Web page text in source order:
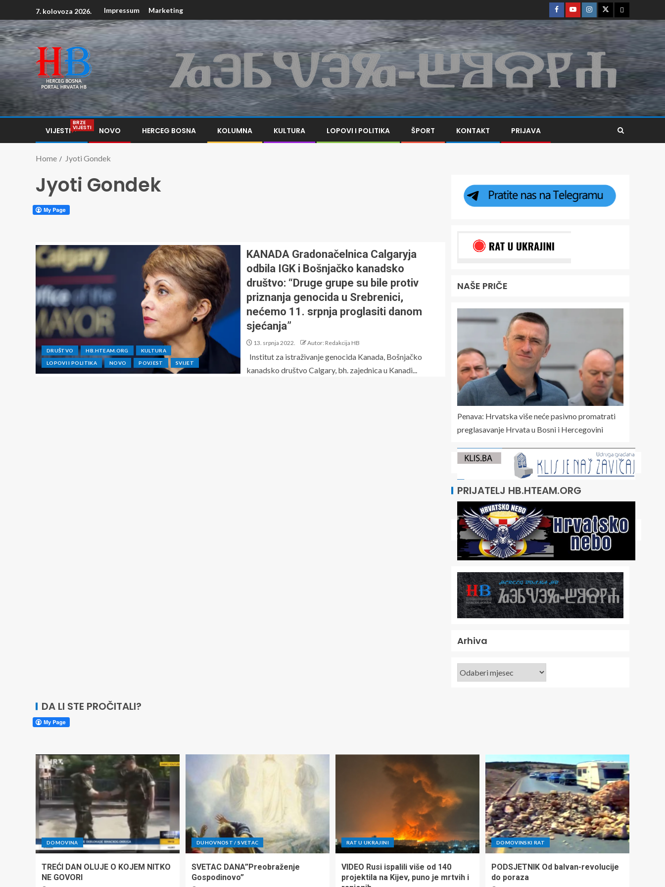
7. kolovoza 2026. Impressum Marketing
VIJESTI
BRZE
VIJESTI NOVO HERCEG BOSNA KOLUMNA KULTURA LOPOVI I POLITIKA ŠPORT KONTAKT PRIJAVA
Home Jyoti Gondek
Jyoti Gondek
DRUŠTVO HB.HTEAM.ORG KULTURA
LOPOVI I POLITIKA NOVO POVJEST SVIJET
KANADA Gradonačelnica Calgaryja
odbila IGK i Bošnjačko kanadsko
društvo: “Druge grupe su bile protiv
priznanja genocida u Srebrenici,
nećemo 11. srpnja proglasiti danom
sjećanja”
13. srpnja 2022. Autor: Redakcija HB
Institut za istraživanje genocida Kanada, Bošnjačko
kanadsko društvo Calgary, bh. zajednica u Kanadi...
NAŠE PRIČE
Penava: Hrvatska više neće pasivno promatrati
preglasavanje Hrvata u Bosni i Hercegovini
PRIJATELJ HB.HTEAM.ORG
Arhiva
DA LI STE PROČITALI?
DOMOVINA
TREĆI DAN OLUJE O KOJEM NITKO
NE GOVORI
DUHOVNOST / SVETAC
SVETAC DANA”Preobraženje
Gospodinovo”
RAT U UKRAJINI
VIDEO Rusi ispalili više od 140
projektila na Kijev, puno je mrtvih i
DOMOVINSKI RAT
PODSJETNIK Od balvan-revolucije
do poraza